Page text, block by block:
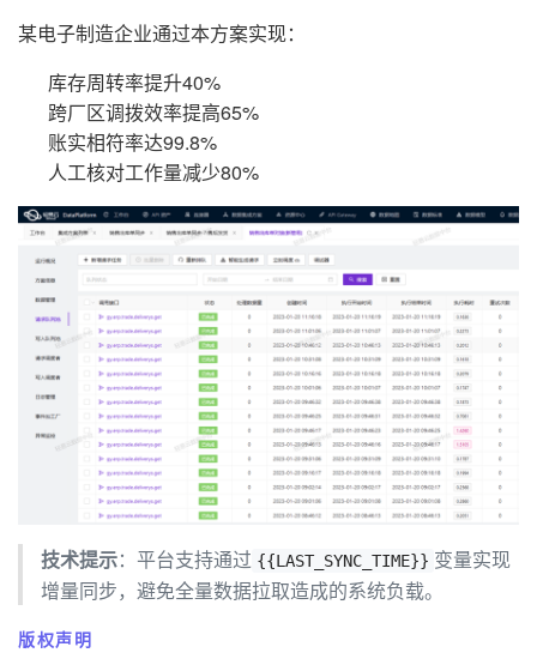
某电子制造企业通过本方案实现：
库存周转率提升40%
跨厂区调拨效率提高65%
账实相符率达99.8%
人工核对工作量减少80%
技术提示：平台支持通过 {{LAST_SYNC_TIME}} 变量实现
增量同步，避免全量数据拉取造成的系统负载。
版权声明